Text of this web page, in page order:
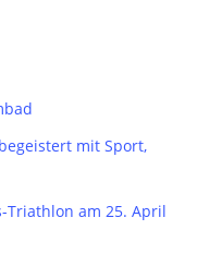
mit Sport,
Triathlon am 25. April